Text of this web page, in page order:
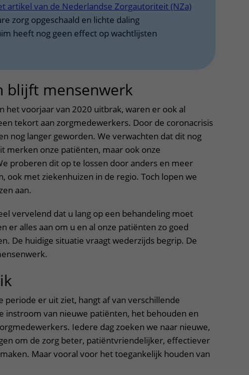
artikel van de Nederlandse Zorgautoriteit (NZa)
zorg opgeschaald en lichte daling
heeft nog geen effect op wachtlijsten
blijft mensenwerk
het voorjaar van 2020 uitbrak, waren er ook al
tekort aan zorgmedewerkers. Door de coronacrisis
nog langer geworden. We verwachten dat dit nog
merken onze patiënten, maar ook onze
proberen dit op te lossen door anders en meer
ook met ziekenhuizen in de regio. Toch lopen we
aan.
vervelend dat u lang op een behandeling moet
er alles aan om u en al onze patiënten zo goed
De huidige situatie vraagt wederzijds begrip. De
periode er uit ziet, hangt af van verschillende
instroom van nieuwe patiënten, het behouden en
Iedere dag zoeken we naar nieuwe,
om de zorg beter, patiëntvriendelijker, effectiever
Maar vooral voor het toegankelijk houden van